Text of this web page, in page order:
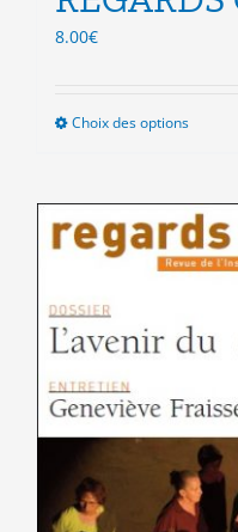
8.00€
Choix des optionsCe
Les
être
la
page
du